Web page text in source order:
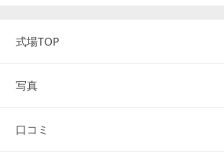
式場TOP
写真
口コミ